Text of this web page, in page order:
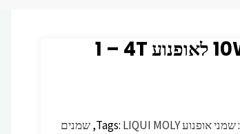
LM שמן 10W40 לאופנוע 4T – ‏1
שמני אופנוע Tags: LIQUI MOLY
,שמנים